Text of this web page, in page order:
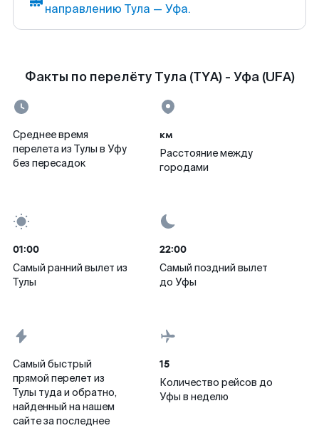
направлению Тула — Уфа.
Факты по перелёту Тула (TYA) - Уфа (UFA)
Среднее время
перелета из Тулы в Уфу
без пересадок
км
Расстояние между
городами
01:00
Самый ранний вылет из
Тулы
22:00
Самый поздний вылет
до Уфы
Самый быстрый
прямой перелет из
Тулы туда и обратно,
найденный на нашем
сайте за последнее
15
Количество рейсов до
Уфы в неделю